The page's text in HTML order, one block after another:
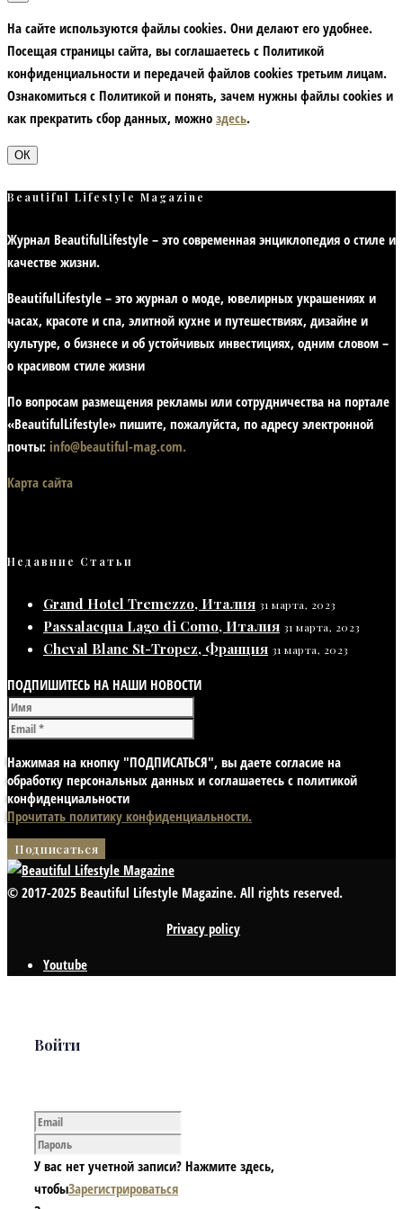
На сайте используются файлы cookies. Они делают его удобнее.
Посещая страницы сайта, вы соглашаетесь с Политикой
конфиденциальности и передачей файлов cookies третьим лицам.
Ознакомиться с Политикой и понять, зачем нужны файлы сookies и
как прекратить сбор данных, можно здесь.
ОК
Beautiful Lifestyle Magazine
Журнал BeautifulLifestyle – это современная энциклопедия о стиле и
качестве жизни.
BeautifulLifestyle – это журнал о моде, ювелирных украшениях и
часах, красоте и спа, элитной кухне и путешествиях, дизайне и
культуре, о бизнесе и об устойчивых инвестициях, одним словом –
о красивом стиле жизни
По вопросам размещения рекламы или сотрудничества на портале
«BeautifulLifestyle» пишите, пожалуйста, по адресу электронной
почты: info@beautiful-mag.com.
Карта сайта
Недавние Статьи
Grand Hotel Tremezzo, Италия 31 марта, 2023
Passalacqua Lago di Como, Италия 31 марта, 2023
Cheval Blanc St-Tropez, Франция 31 марта, 2023
ПОДПИШИТЕСЬ НА НАШИ НОВОСТИ
Нажимая на кнопку "ПОДПИСАТЬСЯ", вы даете согласие на
обработку персональных данных и соглашаетесь с политикой
конфиденциальности
Прочитать политику конфиденциальности.
© 2017-2025 Beautiful Lifestyle Magazine. All rights reserved.
Privacy policy
Youtube
Войти
У вас нет учетной записи? Нажмите здесь,
чтобыЗарегистрироваться